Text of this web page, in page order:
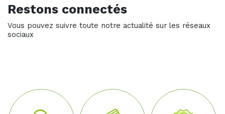
Restons connectés
Vous pouvez suivre toute notre actualité sur les réseaux
sociaux